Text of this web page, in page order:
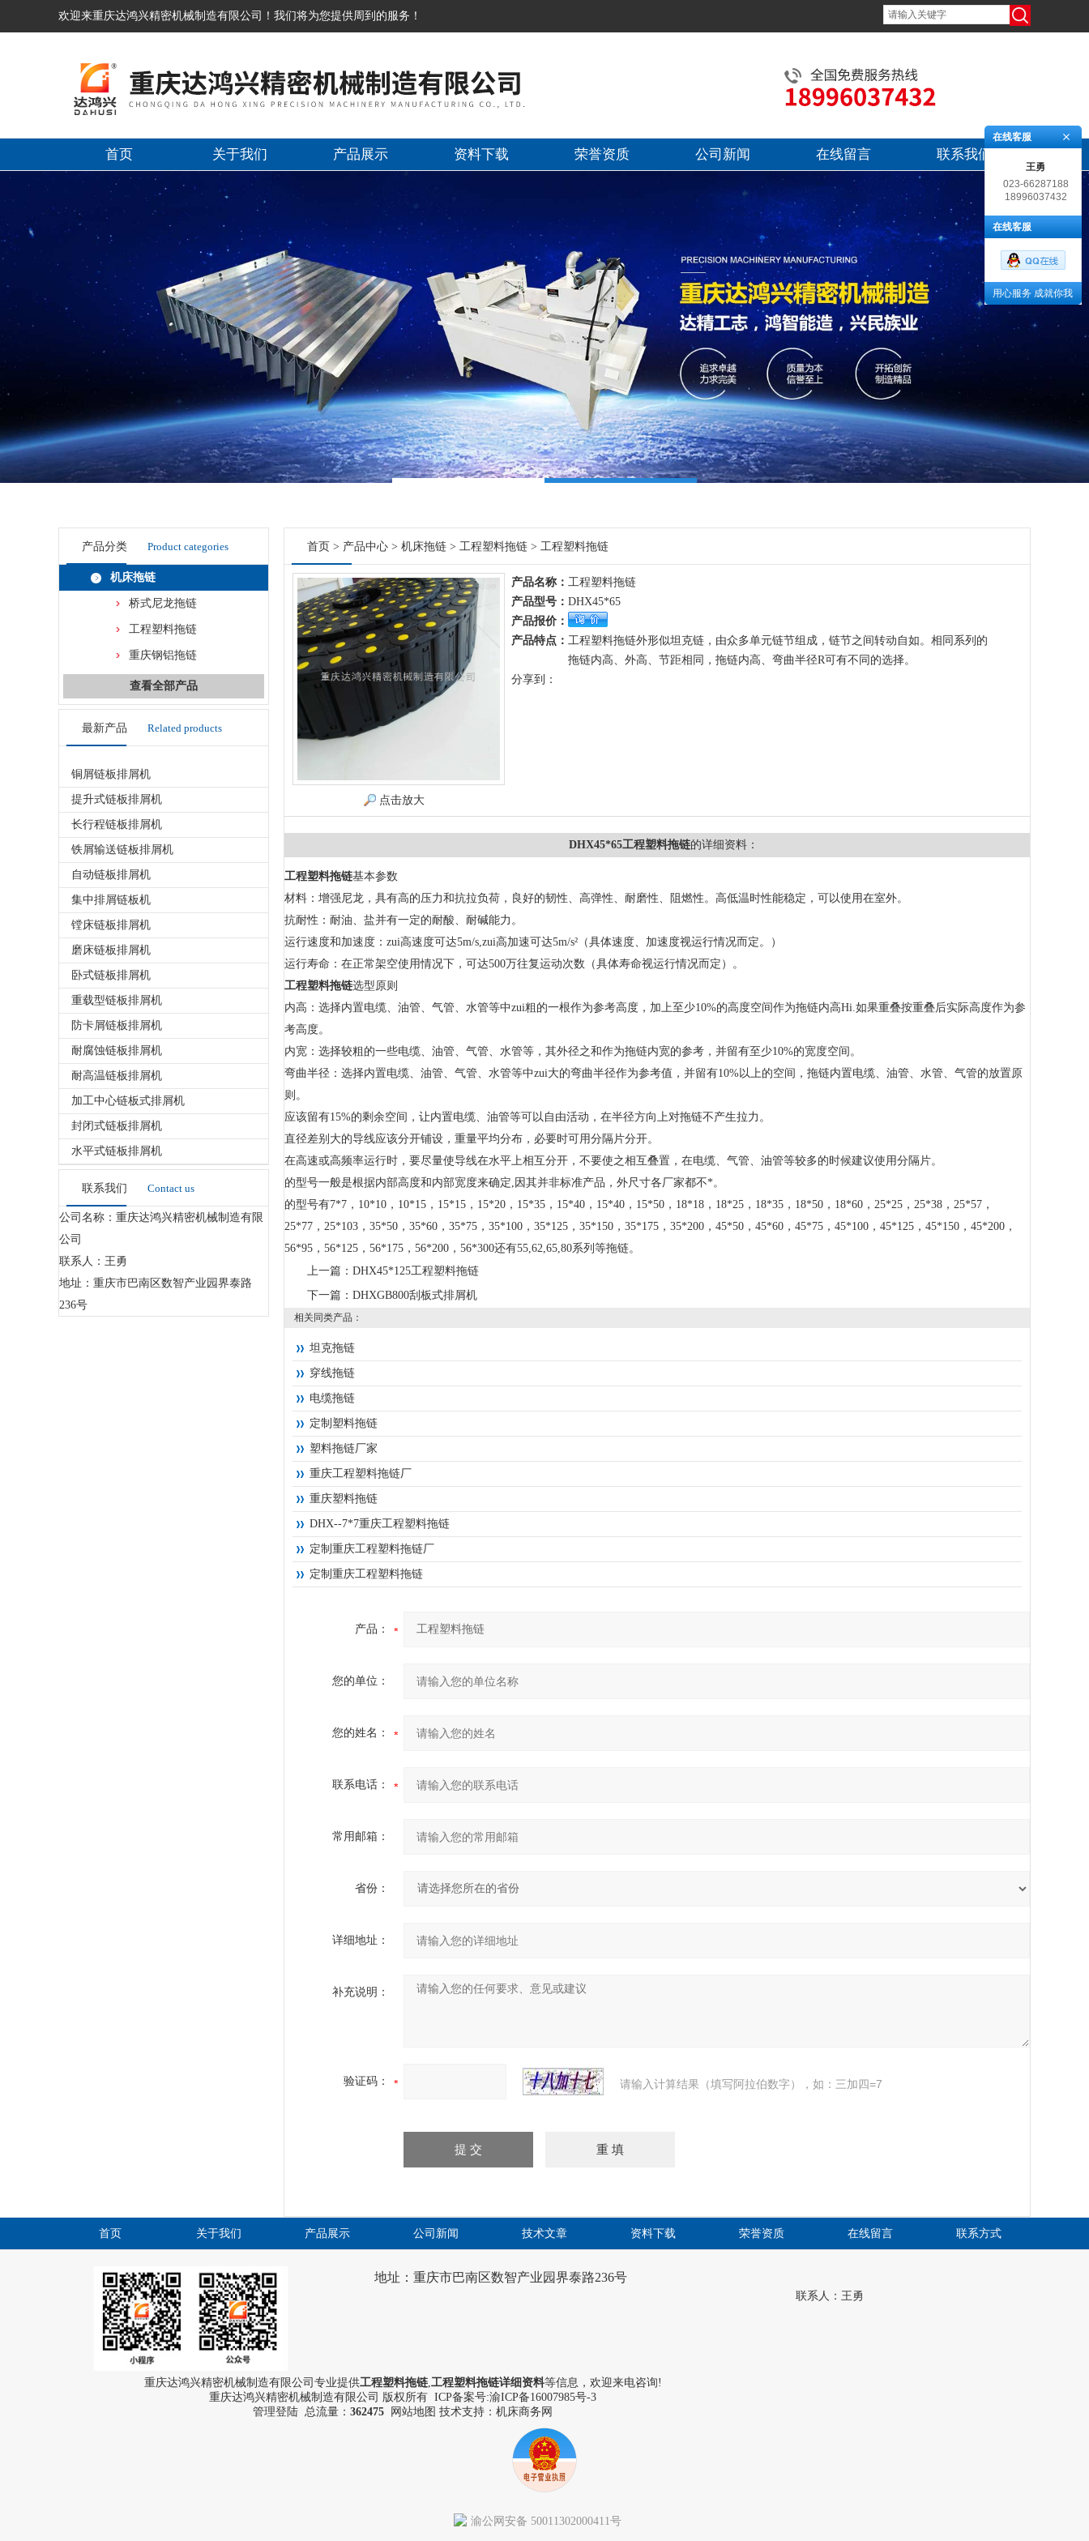
欢迎来重庆达鸿兴精密机械制造有限公司！我们将为您提供周到的服务！
首页 关于我们 产品展示 资料下载 荣誉资质 公司新闻 在线留言 联系我们
产品分类 Product categories
机床拖链
桥式尼龙拖链
工程塑料拖链
重庆钢铝拖链
查看全部产品
最新产品 Related products
铜屑链板排屑机
提升式链板排屑机
长行程链板排屑机
铁屑输送链板排屑机
自动链板排屑机
集中排屑链板机
镗床链板排屑机
磨床链板排屑机
卧式链板排屑机
重载型链板排屑机
防卡屑链板排屑机
耐腐蚀链板排屑机
耐高温链板排屑机
加工中心链板式排屑机
封闭式链板排屑机
水平式链板排屑机
联系我们 Contact us
公司名称：重庆达鸿兴精密机械制造有限
公司
联系人：王勇
地址：重庆市巴南区数智产业园界泰路
236号
首页 > 产品中心 > 机床拖链 > 工程塑料拖链 > 工程塑料拖链
点击放大
产品名称： 工程塑料拖链
产品型号： DHX45*65
产品报价：
产品特点： 工程塑料拖链外形似坦克链，由众多单元链节组成，链节之间转动自如。相同系列的
拖链内高、外高、节距相同，拖链内高、弯曲半径R可有不同的选择。
分享到：
DHX45*65工程塑料拖链的详细资料：
工程塑料拖链基本参数
材料：增强尼龙，具有高的压力和抗拉负荷，良好的韧性、高弹性、耐磨性、阻燃性。高低温时性能稳定，可以使用在室外。
抗耐性：耐油、盐并有一定的耐酸、耐碱能力。
运行速度和加速度：zui高速度可达5m/s,zui高加速可达5m/s²（具体速度、加速度视运行情况而定。）
运行寿命：在正常架空使用情况下，可达500万往复运动次数（具体寿命视运行情况而定）。
工程塑料拖链选型原则
内高：选择内置电缆、油管、气管、水管等中zui粗的一根作为参考高度，加上至少10%的高度空间作为拖链内高Hi.如果重叠按重叠后实际高度作为参
考高度。
内宽：选择较粗的一些电缆、油管、气管、水管等，其外径之和作为拖链内宽的参考，并留有至少10%的宽度空间。
弯曲半径：选择内置电缆、油管、气管、水管等中zui大的弯曲半径作为参考值，并留有10%以上的空间，拖链内置电缆、油管、水管、气管的放置原
则。
应该留有15%的剩余空间，让内置电缆、油管等可以自由活动，在半径方向上对拖链不产生拉力。
直径差别大的导线应该分开铺设，重量平均分布，必要时可用分隔片分开。
在高速或高频率运行时，要尽量使导线在水平上相互分开，不要使之相互叠置，在电缆、气管、油管等较多的时候建议使用分隔片。
的型号一般是根据内部高度和内部宽度来确定,因其并非标准产品，外尺寸各厂家都不*。
的型号有7*7，10*10，10*15，15*15，15*20，15*35，15*40，15*40，15*50，18*18，18*25，18*35，18*50，18*60，25*25，25*38，25*57，
25*77，25*103，35*50，35*60，35*75，35*100，35*125，35*150，35*175，35*200，45*50，45*60，45*75，45*100，45*125，45*150，45*200，
56*95，56*125，56*175，56*200，56*300还有55,62,65,80系列等拖链。
上一篇： DHX45*125工程塑料拖链
下一篇： DHXGB800刮板式排屑机
相关同类产品：
坦克拖链
穿线拖链
电缆拖链
定制塑料拖链
塑料拖链厂家
重庆工程塑料拖链厂
重庆塑料拖链
DHX--7*7重庆工程塑料拖链
定制重庆工程塑料拖链厂
定制重庆工程塑料拖链
产品：
您的单位：
您的姓名：
联系电话：
常用邮箱：
省份：
详细地址：
补充说明：
验证码： 请输入计算结果（填写阿拉伯数字），如：三加四=7
首页 关于我们 产品展示 公司新闻 技术文章 资料下载 荣誉资质 在线留言 联系方式
地址：重庆市巴南区数智产业园界泰路236号
联系人：王勇
重庆达鸿兴精密机械制造有限公司专业提供工程塑料拖链,工程塑料拖链详细资料等信息，欢迎来电咨询!
重庆达鸿兴精密机械制造有限公司 版权所有 ICP备案号:渝ICP备16007985号-3
管理登陆 总流量： 362475 网站地图 技术支持：机床商务网
在线客服
王勇
023-66287188
18996037432
在线客服
用心服务 成就你我
渝公网安备 50011302000411号